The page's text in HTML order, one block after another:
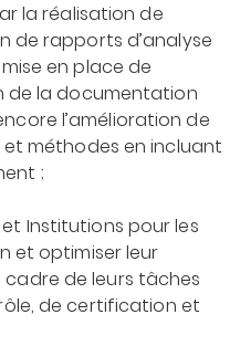
la réalisation de
de rapports d’analyse
en place de
de la documentation
l’amélioration de
et méthodes en incluant
;
Institutions pour les
et optimiser leur
de leurs tâches
de certification et